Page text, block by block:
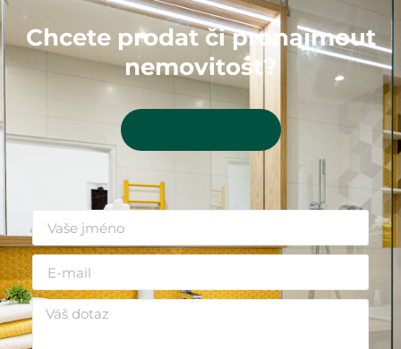
Chcete prodat či pronajmout
nemovitost?